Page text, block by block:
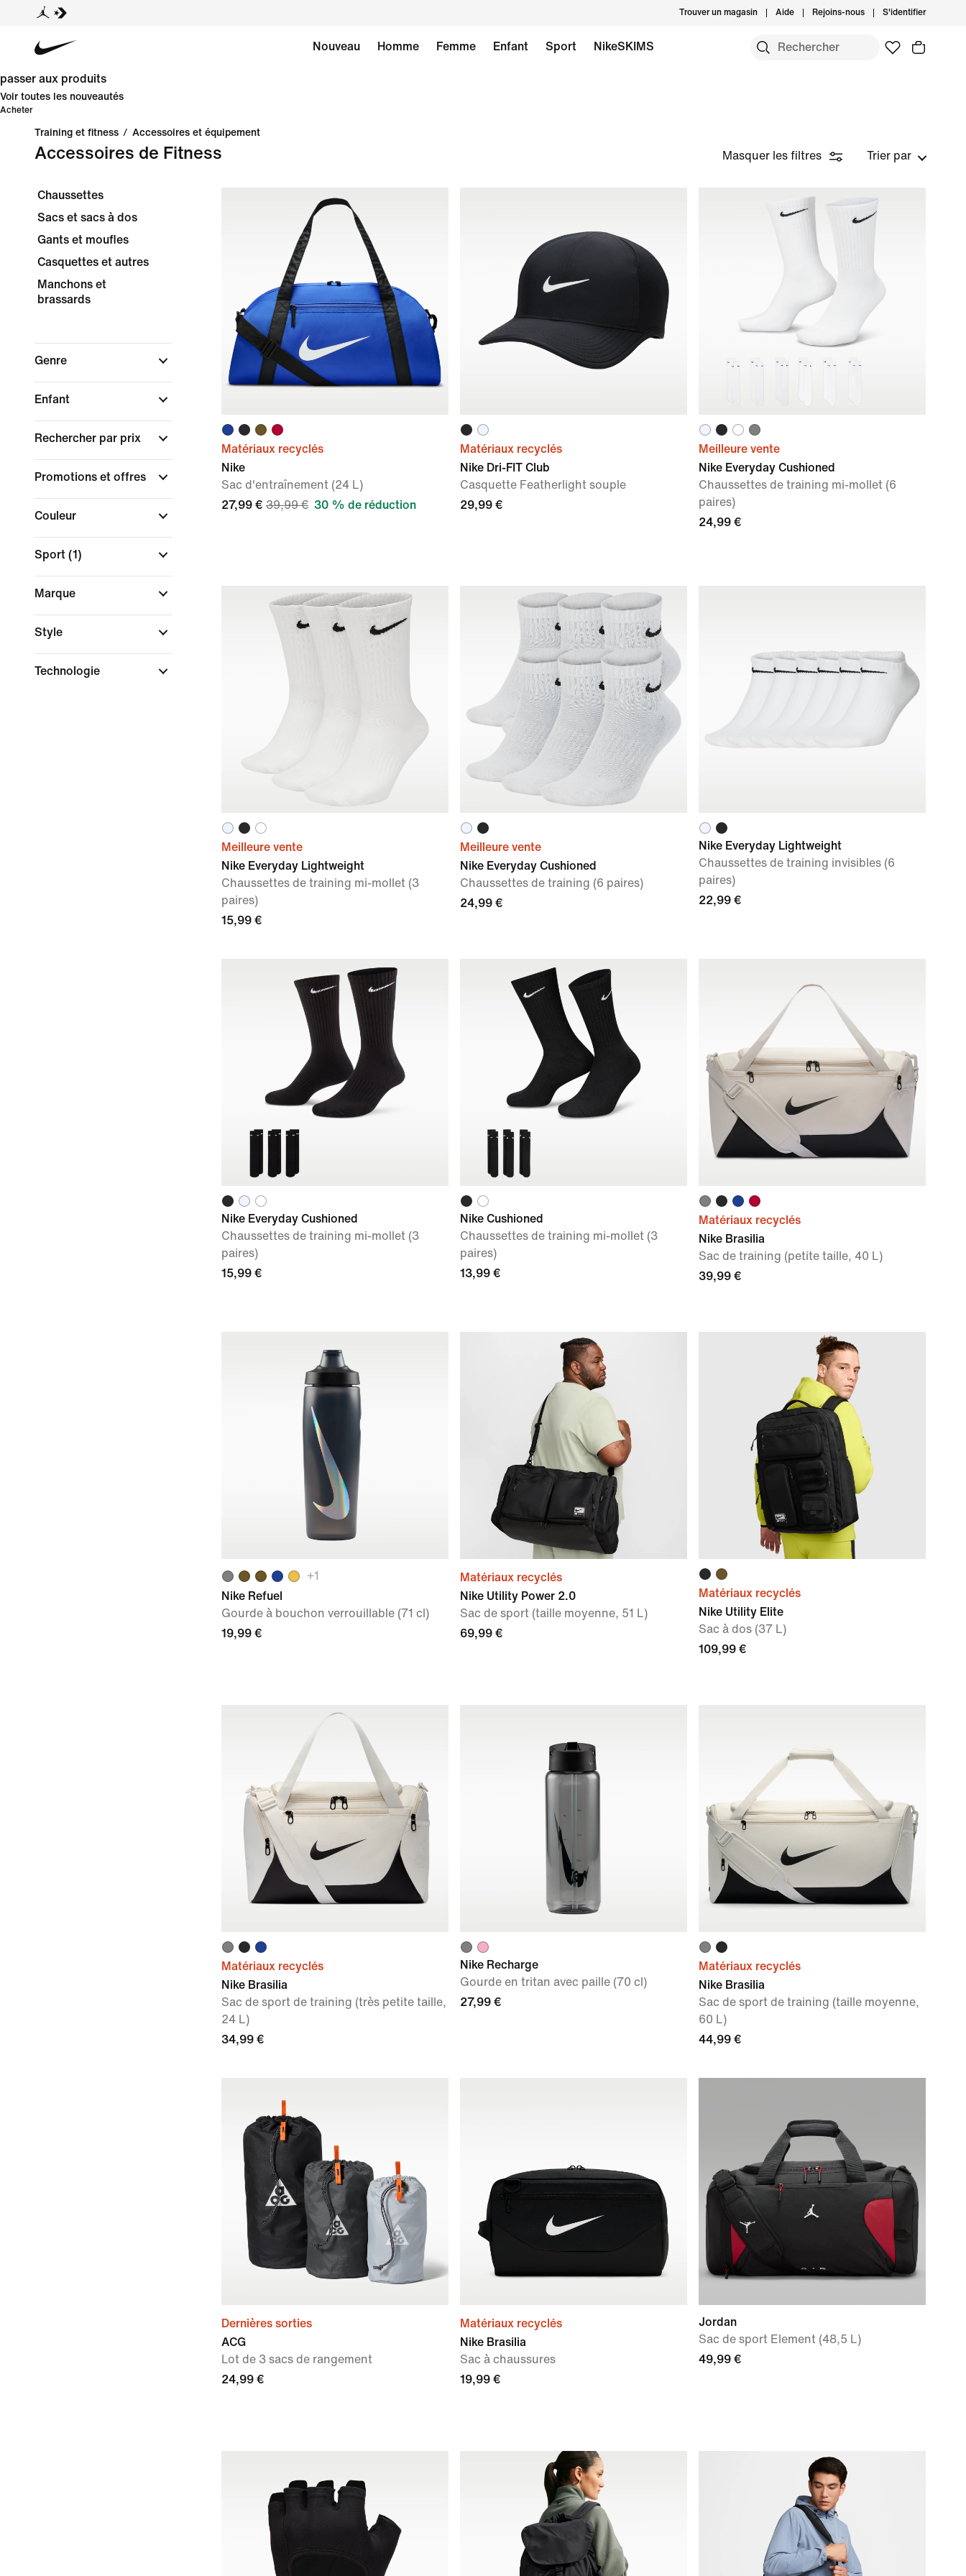
Trouver un magasin Aide Rejoins-nous S'identifier
Nouveau Homme Femme Enfant Sport NikeSKIMS
passer aux produits
Voir toutes les nouveautés
Acheter
Training et fitness / Accessoires et équipement
Accessoires de Fitness Masquer les filtres Trier par
Chaussettes
Sacs et sacs à dos
Gants et moufles
Casquettes et autres
Manchons et
brassards
Genre
Enfant
Rechercher par prix
Promotions et offres
Couleur
Sport (1)
Marque
Style
Technologie
Matériaux recyclés
Nike
Sac d'entraînement (24 L)
27,99 € 39,99 € 30 % de réduction
Matériaux recyclés
Nike Dri-FIT Club
Casquette Featherlight souple
29,99 €
Meilleure vente
Nike Everyday Cushioned
Chaussettes de training mi-mollet (6
paires)
24,99 €
Meilleure vente
Nike Everyday Lightweight
Chaussettes de training mi-mollet (3
paires)
15,99 €
Meilleure vente
Nike Everyday Cushioned
Chaussettes de training (6 paires)
24,99 €
Nike Everyday Lightweight
Chaussettes de training invisibles (6
paires)
22,99 €
Nike Everyday Cushioned
Chaussettes de training mi-mollet (3
paires)
15,99 €
Nike Cushioned
Chaussettes de training mi-mollet (3
paires)
13,99 €
Matériaux recyclés
Nike Brasilia
Sac de training (petite taille, 40 L)
39,99 €
+1
Nike Refuel
Gourde à bouchon verrouillable (71 cl)
19,99 €
Matériaux recyclés
Nike Utility Power 2.0
Sac de sport (taille moyenne, 51 L)
69,99 €
Matériaux recyclés
Nike Utility Elite
Sac à dos (37 L)
109,99 €
Matériaux recyclés
Nike Brasilia
Sac de sport de training (très petite taille,
24 L)
34,99 €
Nike Recharge
Gourde en tritan avec paille (70 cl)
27,99 €
Matériaux recyclés
Nike Brasilia
Sac de sport de training (taille moyenne,
60 L)
44,99 €
Dernières sorties
ACG
Lot de 3 sacs de rangement
24,99 €
Matériaux recyclés
Nike Brasilia
Sac à chaussures
19,99 €
Jordan
Sac de sport Element (48,5 L)
49,99 €